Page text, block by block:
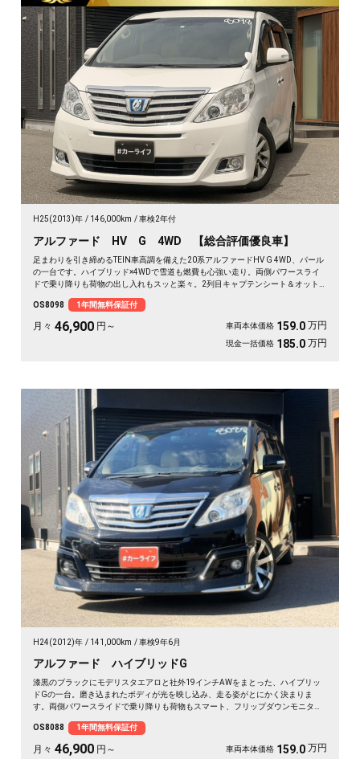
H25(2013)年 146,000km 車検2年付
アルファード HV G 4WD 【総合評価優良車】
足まわりを引き締めるTEIN車高調を備えた20系アルファードHV G 4WD、パール
の一台です。ハイブリッド×4WDで雪道も燃費も心強い走り。両側パワースライ
ドで乗り降りも荷物の出し入れもスッと楽々。2列目キャプテンシート＆オット
征も余裕の空間で。この一台なら移動そのものが楽しみに変わります🚗✨💺🙌😎
《1年保証付》
OS8098 1年間無料保証付
月々 46,900 円～ 車両本体価格 159.0 万円
現金一括価格 185.0 万円
H24(2012)年 141,000km 車検9年6月
アルファード ハイブリッドG
漆黒のブラックにモデリスタエアロと社外19インチAWをまとった、ハイブリッ
ドGの一台。磨き込まれたボディが光を映し込み、走る姿がとにかく決まりま
す。両側パワースライドで乗り降りも荷物もスマート、フリップダウンモニター
しっかり安心です。仲間との遠出も、日々の送迎も、この存在感なら気分が上が
る🚗✨💎💺😎《1年保証付》
OS8088 1年間無料保証付
月々 46,900 円～ 車両本体価格 159.0 万円